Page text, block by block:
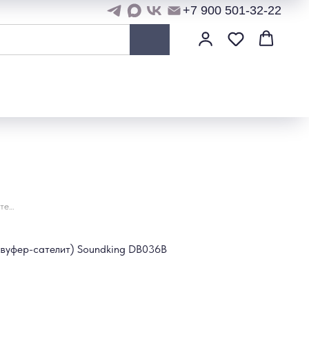
+7 900 501-32-22
сателит) Soundking DB036B